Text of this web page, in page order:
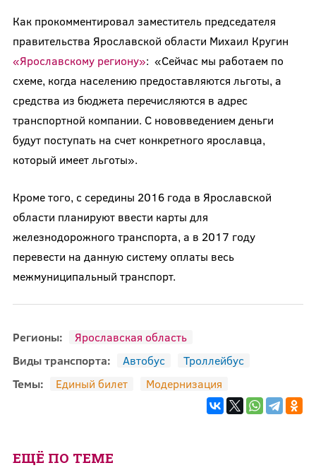
Как прокомментировал заместитель председателя
правительства Ярославской области Михаил Кругин
«Ярославскому региону»: «Сейчас мы работаем по
схеме, когда населению предоставляются льготы, а
средства из бюджета перечисляются в адрес
транспортной компании. С нововведением деньги
будут поступать на счет конкретного ярославца,
который имеет льготы».
Кроме того, с середины 2016 года в Ярославской
области планируют ввести карты для
железнодорожного транспорта, а в 2017 году
перевести на данную систему оплаты весь
межмуниципальный транспорт.
Регионы:
Ярославская область
Виды транспорта:
Автобус
Троллейбус
Темы:
Единый билет Модернизация
ЕЩЁ ПО ТЕМЕ